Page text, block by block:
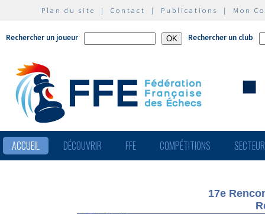
Plan du site | Contact | Publications | Mon
Rechercher un joueur Rechercher un club
ACCUEIL DÉCOUVRIR FFE COMPÉTITIONS
17e